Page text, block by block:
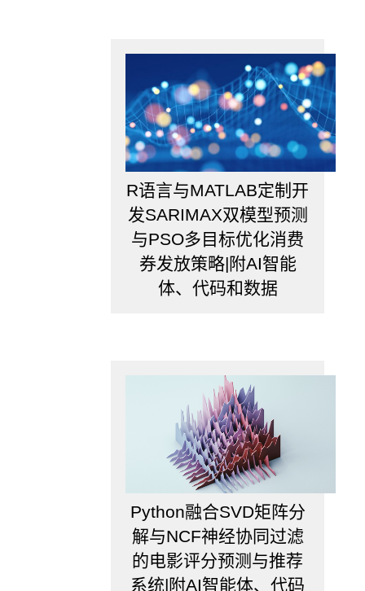
R语言与MATLAB定制开
发SARIMAX双模型预测
与PSO多目标优化消费
券发放策略|附AI智能
体、代码和数据
Python融合SVD矩阵分
解与NCF神经协同过滤
的电影评分预测与推荐
系统|附AI智能体、代码